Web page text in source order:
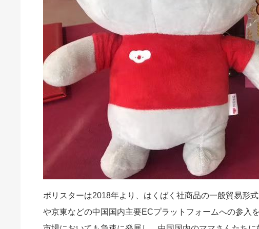
ポリスターは2018年より、はくばく社商品の一般貿易形
や京東などの中国国内主要ECプラットフォームへの参入